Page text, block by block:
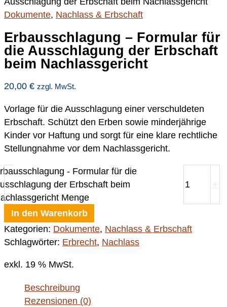
Dokumente, Nachlass & Erbschaft
Erbausschlagung – Formular für
die Ausschlagung der Erbschaft
beim Nachlassgericht
20,00 € zzgl. MwSt.
Vorlage für die Ausschlagung einer verschuldeten
Erbschaft. Schützt den Erben sowie minderjährige
Kinder vor Haftung und sorgt für eine klare rechtliche
Stellungnahme vor dem Nachlassgericht.
-
- Formular für die
der Erbschaft beim
Menge
In den Warenkorb
Kategorien: Dokumente, Nachlass & Erbschaft
Schlagwörter: Erbrecht, Nachlass
exkl. 19 % MwSt.
Beschreibung
Rezensionen (0)